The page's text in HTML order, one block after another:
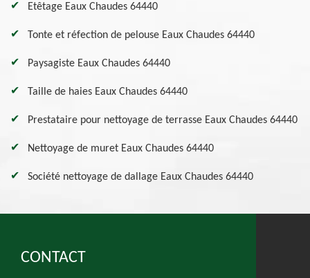
Etêtage Eaux Chaudes 64440
Tonte et réfection de pelouse Eaux Chaudes 64440
Paysagiste Eaux Chaudes 64440
Taille de haies Eaux Chaudes 64440
Prestataire pour nettoyage de terrasse Eaux Chaudes 64440
Nettoyage de muret Eaux Chaudes 64440
Société nettoyage de dallage Eaux Chaudes 64440
CONTACT